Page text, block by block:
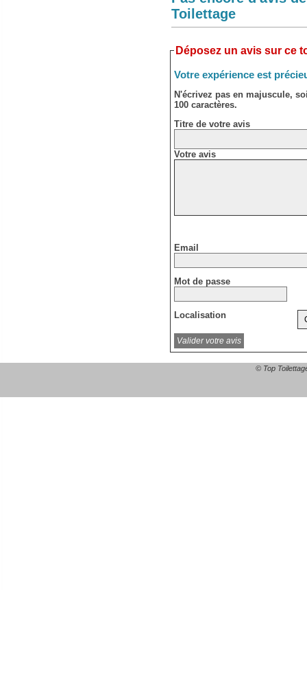
Toilettage
Déposez un avis sur ce
Votre expérience est
N'écrivez pas en majuscule,
100 caractères.
Titre de votre avis
Votre avis
Email
Mot de passe
Localisation
© Top